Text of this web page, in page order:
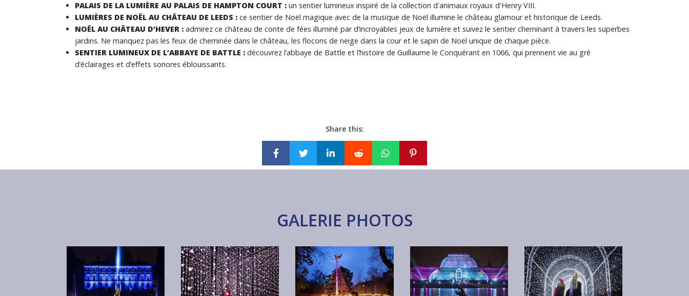
PALAIS DE LA LUMIÈRE AU PALAIS DE HAMPTON COURT : un sentier lumineux inspiré de la collection d'animaux royaux d'Henry VIII.
LUMIÈRES DE NOËL AU CHÂTEAU DE LEEDS : ce sentier de Noël magique avec de la musique de Noël illumine le château glamour et historique de Leeds.
NOËL AU CHÂTEAU D’HEVER : admirez ce château de conte de fées illuminé par d’incroyables jeux de lumière et suivez le sentier cheminant à travers les superbes
jardins. Ne manquez pas les feux de cheminée dans le château, les flocons de neige dans la cour et le sapin de Noël unique de chaque pièce.
SENTIER LUMINEUX DE L’ABBAYE DE BATTLE : découvrez l’abbaye de Battle et l’histoire de Guillaume le Conquérant en 1066, qui prennent vie au gré
d’éclairages et d’effets sonores éblouissants.
Share this:
GALERIE PHOTOS